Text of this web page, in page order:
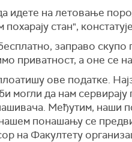
идете на летовање
похарају стан",
заправо скупо
приватност, а оне се
ове податке.
могли да нам
Међутим, наши
понашању се
на Факултету